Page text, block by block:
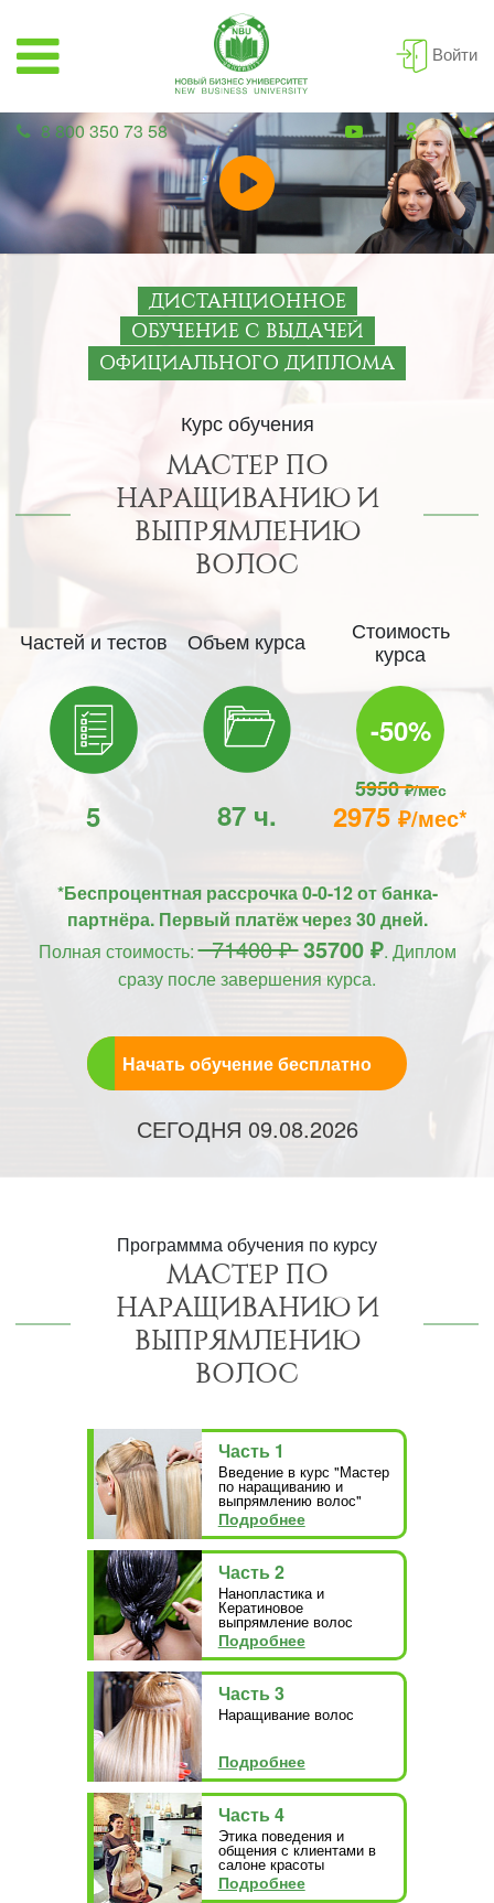
Войти
8 800 350 73 58
ДИСТАНЦИОННОЕ
ОБУЧЕНИЕ С ВЫДАЧЕЙ
ОФИЦИАЛЬНОГО ДИПЛОМА
Курс обучения
МАСТЕР ПО
НАРАЩИВАНИЮ И
ВЫПРЯМЛЕНИЮ
ВОЛОС
Частей и тестов
5
Объем курса
87 ч.
Стоимость
курса
-50%
5950₽/мес
2975₽/мес*
*Беспроцентная рассрочка 0-0-12 от банка-
партнёра. Первый платёж через 30 дней.
Полная стоимость:71400 ₽35700 ₽. Диплом
сразу после завершения курса.
Начать обучение бесплатно
СЕГОДНЯ 09.08.2026
Программма обучения по курсу
МАСТЕР ПО
НАРАЩИВАНИЮ И
ВЫПРЯМЛЕНИЮ
ВОЛОС
Часть 1
Введение в курс "Мастер
по наращиванию и
выпрямлению волос"
Подробнее
Часть 2
Нанопластика и
Кератиновое
выпрямление волос
Подробнее
Часть 3
Наращивание волос
Подробнее
Часть 4
Этика поведения и
общения с клиентами в
салоне красоты
Подробнее